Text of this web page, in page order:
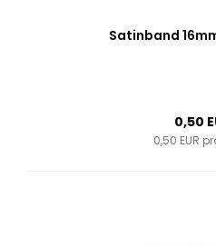
Satinband
0,50
0,50 EUR